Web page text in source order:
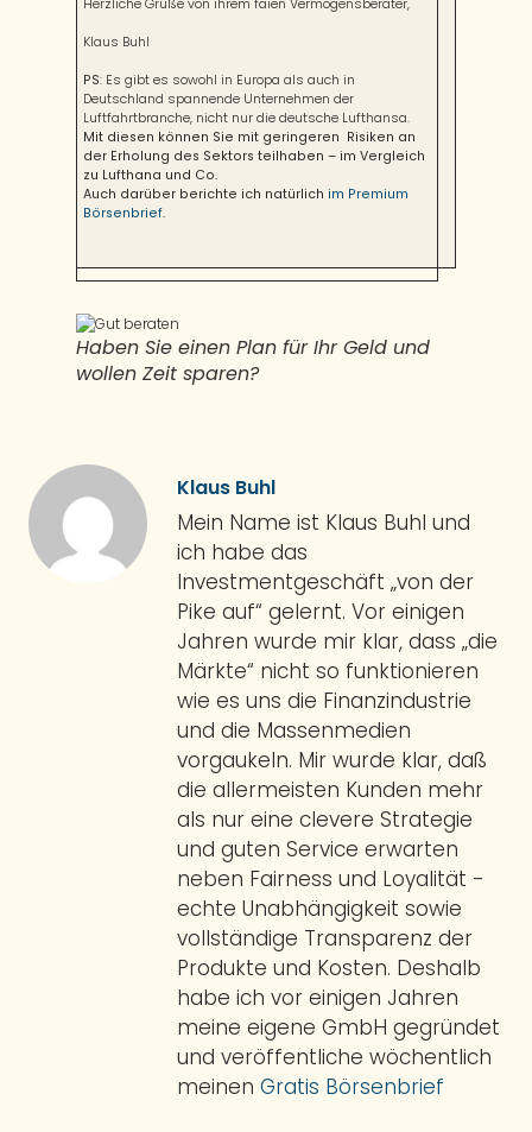
Herzliche Grüße von ihrem faien Vermögensberater,
Klaus Buhl
PS: Es gibt es sowohl in Europa als auch in
Deutschland spannende Unternehmen der
Luftfahrtbranche, nicht nur die deutsche Lufthansa.
Mit diesen können Sie mit geringeren Risiken an
der Erholung des Sektors teilhaben – im Vergleich
zu Lufthana und Co.
Auch darüber berichte ich natürlichim Premium
Börsenbrief.
Haben Sie einen Plan für Ihr Geld und
wollen Zeit sparen?
Klaus Buhl
Mein Name ist Klaus Buhl und
ich habe das
Investmentgeschäft „von der
Pike auf“ gelernt. Vor einigen
Jahren wurde mir klar, dass „die
Märkte“ nicht so funktionieren
wie es uns die Finanzindustrie
und die Massenmedien
vorgaukeln. Mir wurde klar, daß
die allermeisten Kunden mehr
als nur eine clevere Strategie
und guten Service erwarten
neben Fairness und Loyalität -
echte Unabhängigkeit sowie
vollständige Transparenz der
Produkte und Kosten. Deshalb
habe ich vor einigen Jahren
meine eigene GmbH gegründet
und veröffentliche wöchentlich
meinen Gratis Börsenbrief